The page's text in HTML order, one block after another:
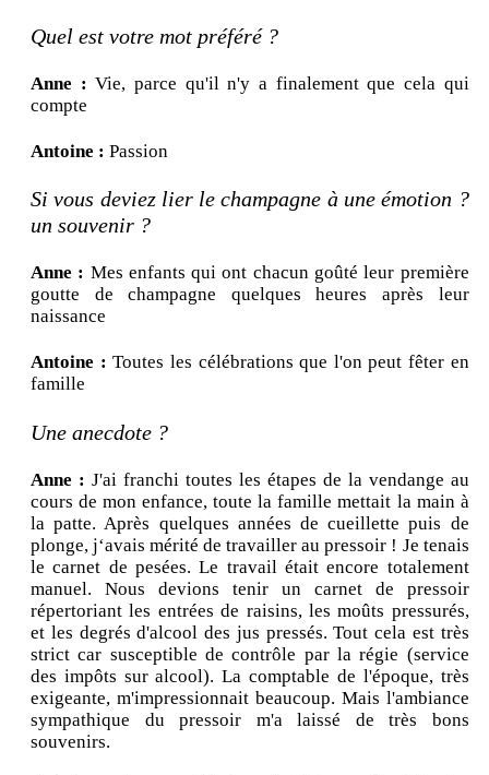
Quel est votre mot préféré ?
Anne : Vie, parce qu'il n'y a finalement que cela qui
compte
Antoine : Passion
Si vous deviez lier le champagne à une émotion ?
un souvenir ?
Anne : Mes enfants qui ont chacun goûté leur première
goutte de champagne quelques heures après leur
naissance
Antoine : Toutes les célébrations que l'on peut fêter en
famille
Une anecdote ?
Anne : J'ai franchi toutes les étapes de la vendange au
cours de mon enfance, toute la famille mettait la main à
la patte. Après quelques années de cueillette puis de
plonge, j‘avais mérité de travailler au pressoir ! Je tenais
le carnet de pesées. Le travail était encore totalement
manuel. Nous devions tenir un carnet de pressoir
répertoriant les entrées de raisins, les moûts pressurés,
et les degrés d'alcool des jus pressés. Tout cela est très
strict car susceptible de contrôle par la régie (service
des impôts sur alcool). La comptable de l'époque, très
exigeante, m'impressionnait beaucoup. Mais l'ambiance
sympathique du pressoir m'a laissé de très bons
souvenirs.